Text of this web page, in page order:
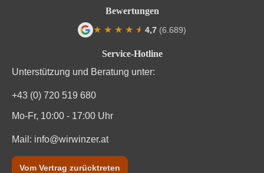
Nährwertangaben
Durchschnittliche nährwertangaben
Kohlenhydrate
Service-Hotline
Unterstützung und Beratung unter:
+43 (0) 720 519 680
Mo-Fr, 10:00 - 17:00 Uhr
Mail: info@wirwinzer.at
Vom Vertrag zurücktreten
Bewertungen
★ ★ ★ ★ ★
★ 4,7 (6.689)